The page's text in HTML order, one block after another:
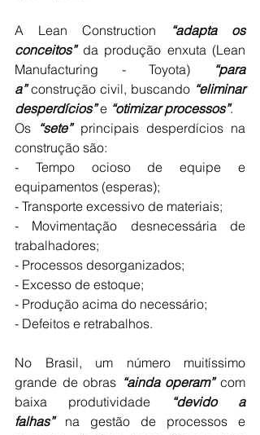
A Lean Construction
“adapta os
conceitos” da produção enxuta (Lean
Manufacturing - Toyota)
“para
a” construção civil, buscando “eliminar
desperdícios” e “otimizar processos”.
Os “sete” principais desperdícios na
construção são:
- Tempo ocioso de equipe e
equipamentos (esperas);
- Transporte excessivo de materiais;
- Movimentação desnecessária de
trabalhadores;
- Processos desorganizados;
- Excesso de estoque;
- Produção acima do necessário;
- Defeitos e retrabalhos.
No Brasil, um número muitíssimo
grande de obras “ainda operam” com
baixa produtividade
“devido a
falhas” na gestão de processos e